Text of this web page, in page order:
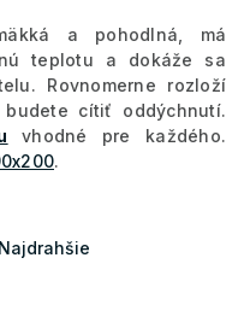
a pohodlná, má
teplotu a dokáže sa
Rovnomerne rozloží
cítiť oddýchnutí.
vhodné pre každého.
.
Najdrahšie